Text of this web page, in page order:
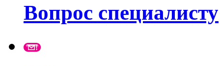
Вопрос специалисту